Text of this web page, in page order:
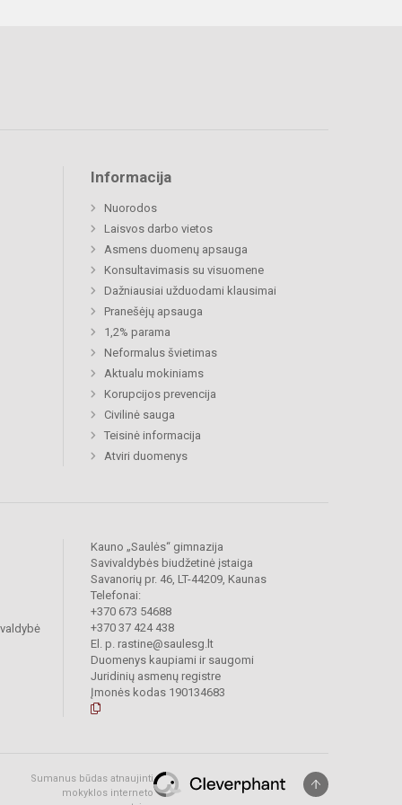
Informacija
Nuorodos
Laisvos darbo vietos
Asmens duomenų apsauga
Konsultavimasis su visuomene
Dažniausiai užduodami klausimai
Pranešėjų apsauga
1,2% parama
Neformalus švietimas
Aktualu mokiniams
Korupcijos prevencija
Civilinė sauga
Teisinė informacija
Atviri duomenys
Kauno „Saulės“ gimnazija
Savivaldybės biudžetinė įstaiga
Savanorių pr. 46, LT-44209, Kaunas
Telefonai:
+370 673 54688
+370 37 424 438
El. p. rastine@saulesg.lt
Duomenys kaupiami ir saugomi
Juridinių asmenų registre
Įmonės kodas 190134683
Sumanus būdas atnaujinti
mokyklos interneto